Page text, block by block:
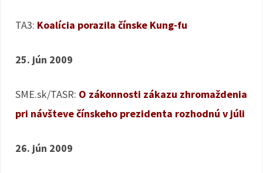
TA3: Koalícia porazila čínske Kung-fu
25. jún 2009
SME.sk/TASR: O zákonnosti zákazu zhromaždenia
pri návšteve čínskeho prezidenta rozhodnú v júli
26. jún 2009